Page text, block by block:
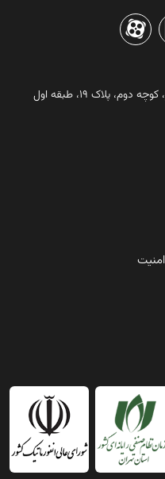
پلاک ۱۹، طبقه اول